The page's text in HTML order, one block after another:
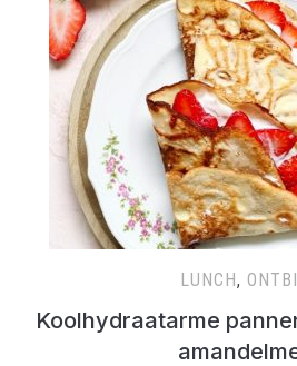
LUNCH,
Koolhydraatarme